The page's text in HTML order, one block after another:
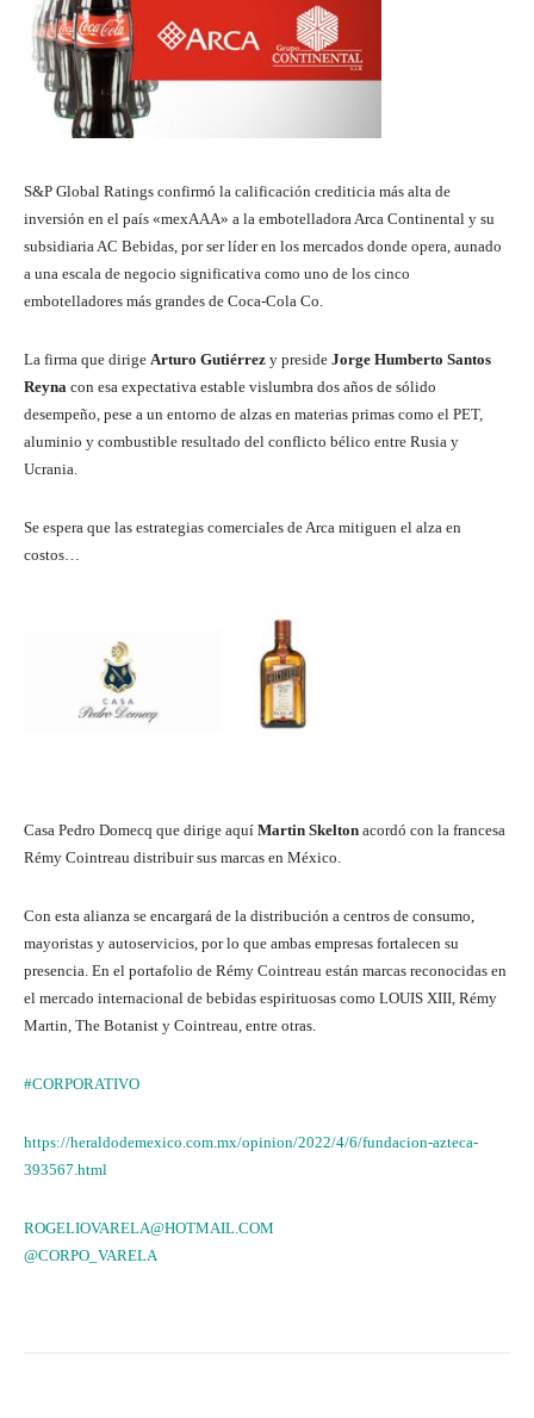
S&P Global Ratings confirmó la calificación crediticia más alta de
inversión en el país «mexAAA» a la embotelladora Arca Continental y su
subsidiaria AC Bebidas, por ser líder en los mercados donde opera, aunado
a una escala de negocio significativa como uno de los cinco
embotelladores más grandes de Coca-Cola Co.
La firma que dirige Arturo Gutiérrez y preside Jorge Humberto Santos
Reyna con esa expectativa estable vislumbra dos años de sólido
desempeño, pese a un entorno de alzas en materias primas como el PET,
aluminio y combustible resultado del conflicto bélico entre Rusia y
Ucrania.
Se espera que las estrategias comerciales de Arca mitiguen el alza en
costos…
Casa Pedro Domecq que dirige aquí Martin Skelton acordó con la francesa
Rémy Cointreau distribuir sus marcas en México.
Con esta alianza se encargará de la distribución a centros de consumo,
mayoristas y autoservicios, por lo que ambas empresas fortalecen su
presencia. En el portafolio de Rémy Cointreau están marcas reconocidas en
el mercado internacional de bebidas espirituosas como LOUIS XIII, Rémy
Martin, The Botanist y Cointreau, entre otras.
#CORPORATIVO
https://heraldodemexico.com.mx/opinion/2022/4/6/fundacion-azteca-
393567.html
ROGELIOVARELA@HOTMAIL.COM
@CORPO_VARELA